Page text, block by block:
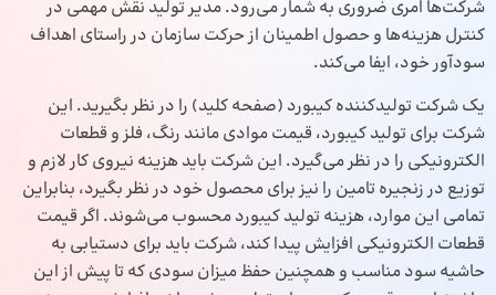
شرکت‌ها امری ضروری به شمار می‌رود. مدیر تولید نقش مهمی در
کنترل هزینه‌ها و حصول اطمینان از حرکت سازمان در راستای اهداف
سودآور خود، ایفا می‌کند.
یک شرکت تولیدکننده کیبورد (صفحه کلید) را در نظر بگیرید. این
شرکت برای تولید کیبورد، قیمت موادی مانند رنگ، فلز و قطعات
الکترونیکی را در نظر می‌گیرد. این شرکت باید هزینه نیروی کار لازم و
توزیع در زنجیره تامین را نیز برای محصول خود در نظر بگیرد، بنابراین
تمامی این موارد، هزینه تولید کیبورد محسوب می‌شوند. اگر قیمت
قطعات الکترونیکی افزایش پیدا کند، شرکت باید برای دستیابی به
حاشیه سود مناسب و همچنین حفظ میزان سودی که تا پیش از این